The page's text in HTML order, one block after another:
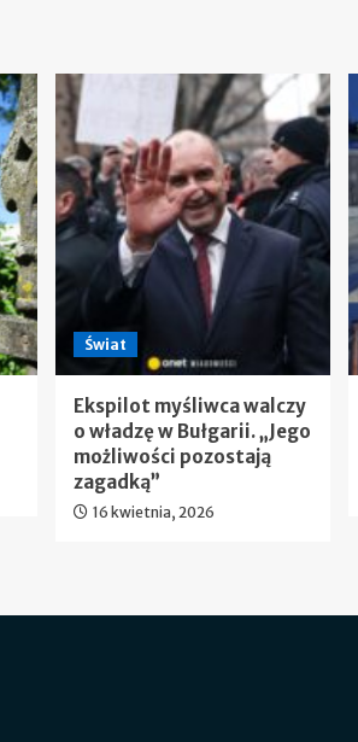
Świat
Ekspilot myśliwca walczy
o władzę w Bułgarii. „Jego
możliwości pozostają
zagadką”
16 kwietnia, 2026